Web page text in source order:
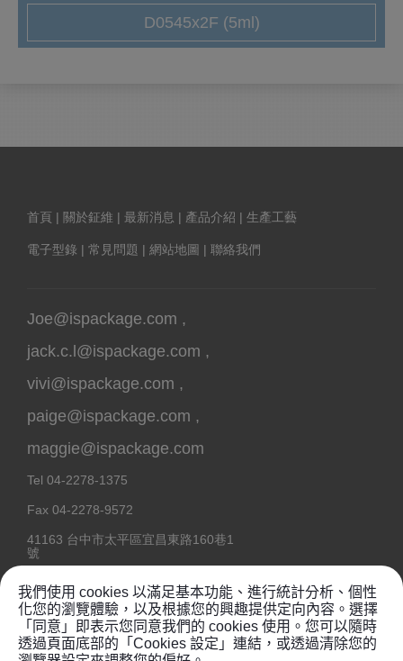
D0545x2F (5ml)
Joe@ispackage.com ,
jack.c.l@ispackage.com ,
vivi@ispackage.com ,
paige@ispackage.com ,
maggie@ispackage.com
Tel 04-2278-1375
Fax 04-2278-9572
41163 台中市太平區宜昌東路160巷1
號
首頁 | 關於鉦維 | 最新消息 | 產品介紹 | 生產工藝
電子型錄 | 常見問題 | 網站地圖 | 聯絡我們
Copyright @ 2020鉦維塑膠工業有限公司
我們使用 cookies 以滿足基本功能、進行統計分析、個性
化您的瀏覽體驗，以及根據您的興趣提供定向內容。選擇
「同意」即表示您同意我們的 cookies 使用。您可以隨時
透過頁面底部的「Cookies 設定」連結，或透過清除您的